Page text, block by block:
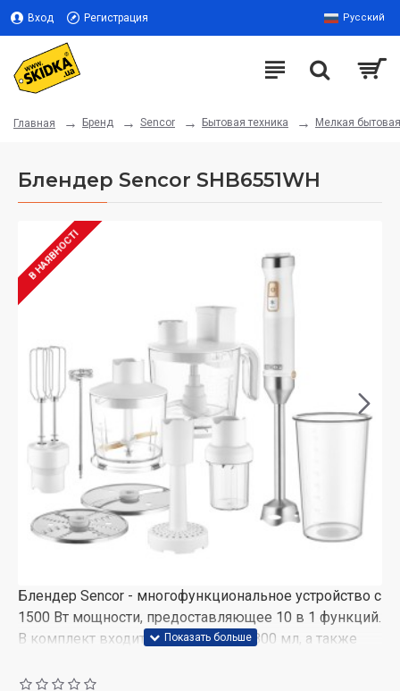
Вход Регистрация Русский
Главная Бренд Sencor Бытовая техника Мелкая
Блендер Sencor SHB6551WH
В НАЯВНОСТІ
Блендер Sencor - многофункциональное устройство с
1500 Вт мощности, предоставляющее 10 в 1 функций.
В комплект входит чаша объемом 800 мл, а также
погружной блендер идеально подходит для